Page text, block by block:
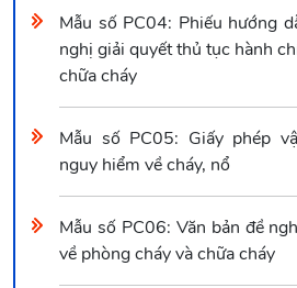
Mẫu số PC04: Phiếu hướng
nghị giải quyết thủ tục hành
chữa cháy
Mẫu số PC05: Giấy phép
nguy hiểm về cháy, nổ
Mẫu số PC06: Văn bản đề
về phòng cháy và chữa cháy